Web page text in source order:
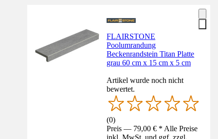
FLAIRSTONE
Poolumrandung
Beckenrandstein Titan Platte
grau 60 cm x 15 cm x 5 cm
Artikel wurde noch nicht
bewertet.
(0)
Preis — 79,00 € * Alle Preise
inkl. MwSt. und ggf. zzgl.